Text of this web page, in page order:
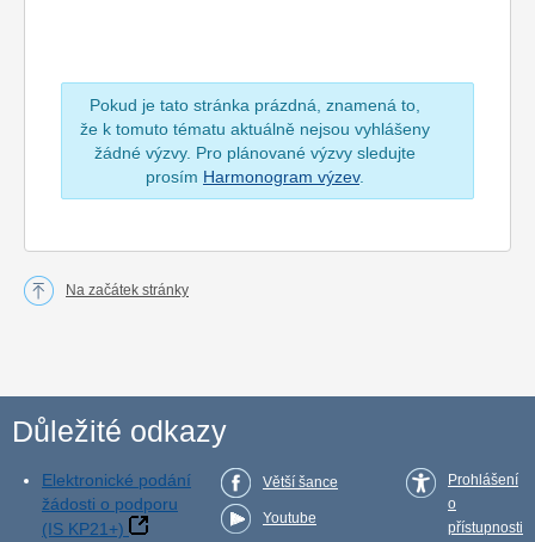
Pokud je tato stránka prázdná, znamená to,
že k tomuto tématu aktuálně nejsou vyhlášeny
žádné výzvy. Pro plánované výzvy sledujte
prosím Harmonogram výzev.
Na začátek stránky
Důležité odkazy
Elektronické podání
žádosti o podporu
(IS KP21+)
Větší šance
Youtube
Prohlášení
o
přístupnosti